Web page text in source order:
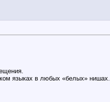
языках в любых «белых» нишах.